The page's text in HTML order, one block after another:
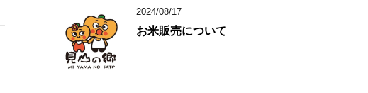
2024/08/17
お米販売について